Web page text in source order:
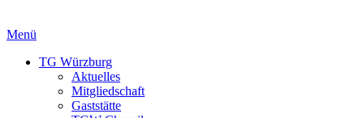
Menü
TG Würzburg
Aktuelles
Mitgliedschaft
Gaststätte